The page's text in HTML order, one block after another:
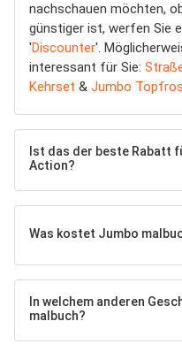
nachschauen möchten,
günstiger ist, werfen Sie
'Discounter'.
interessant für Sie:
Kehrset & Jumbo
Ist das der beste Rabatt
Action?
Was kostet Jumbo
In welchem anderen
malbuch?